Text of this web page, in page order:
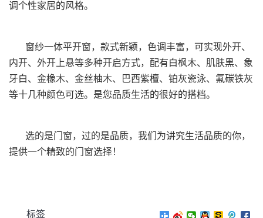
调个性家居的风格。
窗纱一体平开窗，款式新颖，色调丰富，可实现外开、
内开、外开上悬等多种开启方式，配有白枫木、肌肤黑、象
牙白、金橡木、金丝柚木、巴西紫檀、铂灰瓷泳、氟碳铁灰
等十几种颜色可选。是您品质生活的很好的搭档。
选的是门窗，过的是品质，我们为讲究生活品质的你，
提供一个精致的门窗选择！
标签